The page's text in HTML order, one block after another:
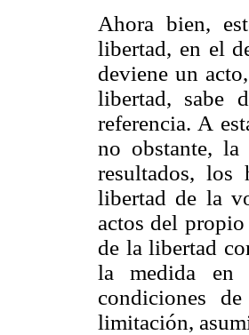
Ahora bien,
libertad, en el
deviene un
libertad, sabe
referencia. A
no obstante, la
resultados,
libertad de la
actos del
de la libertad
la medida en
condiciones
limitación,